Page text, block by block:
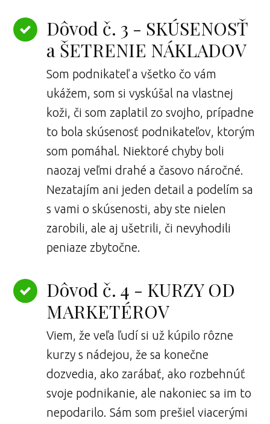
Dôvod č. 3 - SKÚSENOSŤ
a ŠETRENIE NÁKLADOV
Som podnikateľ a všetko čo vám
ukážem, som si vyskúšal na vlastnej
koži, či som zaplatil zo svojho, prípadne
to bola skúsenosť podnikateľov, ktorým
som pomáhal. Niektoré chyby boli
naozaj veľmi drahé a časovo náročné.
Nezatajím ani jeden detail a podelím sa
s vami o skúsenosti, aby ste nielen
zarobili, ale aj ušetrili, či nevyhodili
peniaze zbytočne.
Dôvod č. 4 - KURZY OD
MARKETÉROV
Viem, že veľa ľudí si už kúpilo rôzne
kurzy s nádejou, že sa konečne
dozvedia, ako zarábať, ako rozbehnúť
svoje podnikanie, ale nakoniec sa im to
nepodarilo. Sám som prešiel viacerými